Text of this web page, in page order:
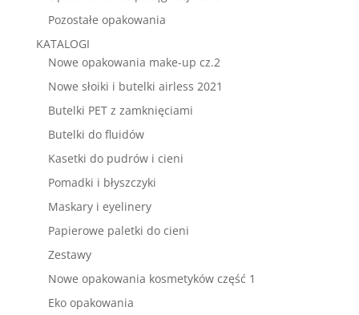
Pozostałe opakowania
KATALOGI
Nowe opakowania make-up cz.2
Nowe słoiki i butelki airless 2021
Butelki PET z zamknięciami
Butelki do fluidów
Kasetki do pudrów i cieni
Pomadki i błyszczyki
Maskary i eyelinery
Papierowe paletki do cieni
Zestawy
Nowe opakowania kosmetyków część 1
Eko opakowania